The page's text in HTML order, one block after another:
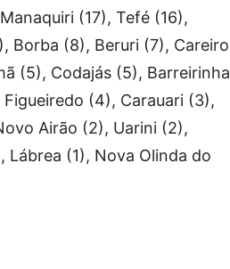
(17), Tefé (16),
Borba (8), Beruri (7), Careiro
(5), Codajás (5), Barreirinha
(4), Carauari (3),
Airão (2), Uarini (2),
Lábrea (1), Nova Olinda do